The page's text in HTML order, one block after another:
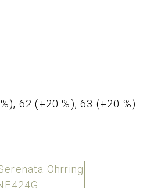
62 (+20 %), 63 (+20 %)